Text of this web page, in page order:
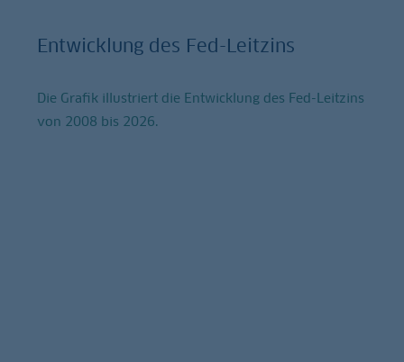
Entwicklung des Fed-Leitzins
Die Grafik illustriert die Entwicklung des Fed-Leitzins
von 2008 bis 2026.